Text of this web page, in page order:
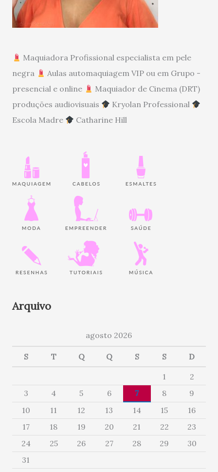
Maquiadora Profissional especialista em pele
negra
Aulas automaquiagem VIP ou em Grupo -
presencial e online
Maquiador de Cinema (DRT)
produções audiovisuais
Kryolan Professional
Escola Madre
Catharine Hill
Arquivo
agosto 2026
S T Q Q S S D
1
2
3
4 5 6 7 8
9
10
11 12 13 14 15
16
17
18 19 20 21 22
23
24
25 26 27 28 29
30
31